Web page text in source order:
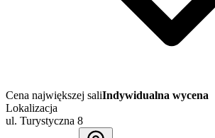
Cena największej saliIndywidualna wycena
Lokalizacja
ul. Turystyczna 8